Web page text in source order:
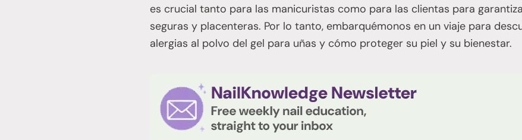
es crucial tanto para las manicuristas como para las clientas para
seguras y placenteras. Por lo tanto, embarquémonos en un viaje para
alergias al polvo del gel para uñas y cómo proteger su piel y su bienestar.